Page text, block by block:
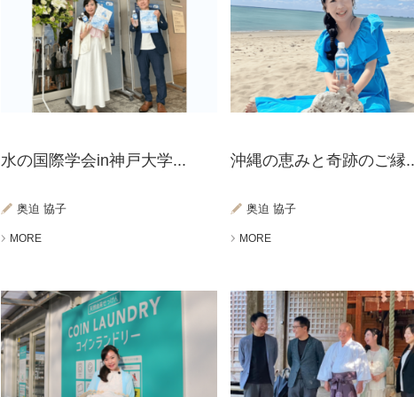
水の国際学会in神戸大学...
奥迫 協子
MORE
沖縄の恵みと奇跡のご縁
奥迫 協子
MORE